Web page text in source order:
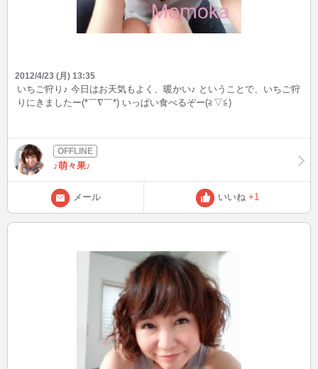
2012/4/23 (月) 13:35
いちご狩り♪ 今日はお天気もよく、暖かい♪ ということで、いちご狩
りにきましたー(*￣∇￣*) いっぱい食べるぞー(≧▽≦)
♪萌々果♪
メール いいね +1